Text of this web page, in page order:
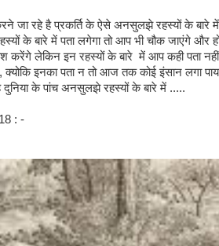
जा रहे है प्रकर्ति के ऐसे अनसुलझे रहस्यों के बारे
के बारे में पता लगेगा तो आप भी चौक जाएंगे और
लेकिन इन रहस्यों के बारे में आप कही पता
क्योकि इनका पता न तो आज तक कोई इंसान लगा
के पांच अनसुलझे रहस्यों के बारे में .....
: -